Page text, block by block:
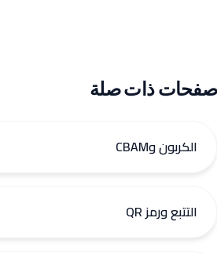
صفحات ذات صلة
الكربون وCBAM
التتبع ورمز QR